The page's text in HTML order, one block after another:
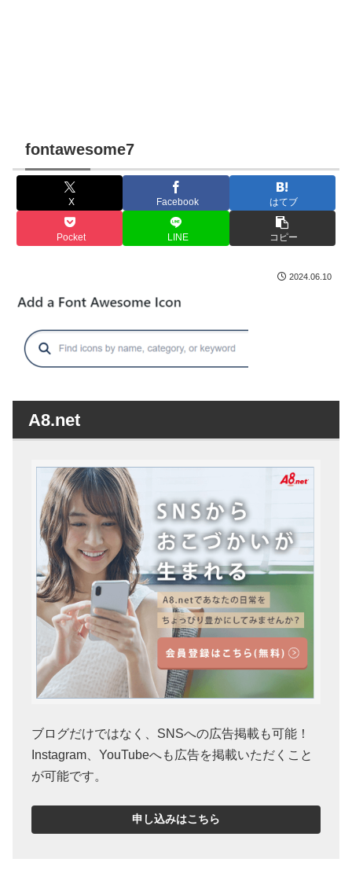
fontawesome7
X Facebook はてブ
Pocket LINE コピー
2024.06.10
A8.net
ブログだけではなく、SNSへの広告掲載も可能！
Instagram、YouTubeへも広告を掲載いただくこと
が可能です。
申し込みはこちら